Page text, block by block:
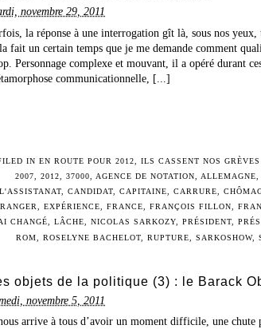
novembre 29, 2011
la réponse à une interrogation gît là, sous nos
fait un certain temps que je me demande comment
Personnage complexe et mouvant, il a opéré durant
communicationnelle, [...]
IN EN ROUTE POUR 2012 ILS CASSENT NOS
2007
2012 37000 AGENCE DE NOTATION ALLEMAGNE
L'ASSISTANAT, CANDIDAT, CAPITAINE CARRURE
EXPÉRIENCE FRANCE FRANÇOIS FILLON
CHANGÉ
LÂCHE NICOLAS SARKOZY, PRÉSIDENT,
ROM
ROSELYNE BACHELOT, RUPTURE SARKOSHOW,
objets de la politique (3) : le Barack
novembre 5, 2011
arrive à tous d’avoir un moment difficile, une chute